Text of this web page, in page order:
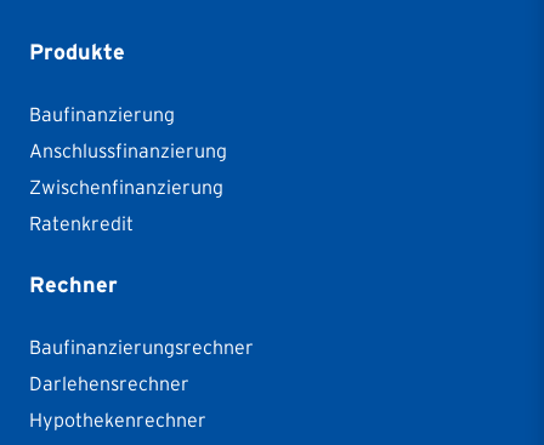
Produkte
Baufinanzierung
Anschlussfinanzierung
Zwischenfinanzierung
Ratenkredit
Rechner
Baufinanzierungsrechner
Darlehensrechner
Hypothekenrechner